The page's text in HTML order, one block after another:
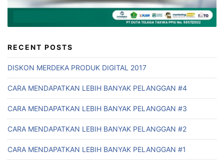
RECENT POSTS
DISKON MERDEKA PRODUK DIGITAL 2017
CARA MENDAPATKAN LEBIH BANYAK PELANGGAN #4
CARA MENDAPATKAN LEBIH BANYAK PELANGGAN #3
CARA MENDAPATKAN LEBIH BANYAK PELANGGAN #2
CARA MENDAPATKAN LEBIH BANYAK PELANGGAN #1